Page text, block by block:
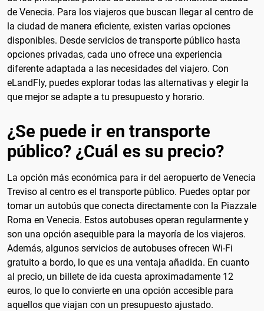
de Venecia. Para los viajeros que buscan llegar al centro de
la ciudad de manera eficiente, existen varias opciones
disponibles. Desde servicios de transporte público hasta
opciones privadas, cada uno ofrece una experiencia
diferente adaptada a las necesidades del viajero. Con
eLandFly, puedes explorar todas las alternativas y elegir la
que mejor se adapte a tu presupuesto y horario.
¿Se puede ir en transporte
público? ¿Cuál es su precio?
La opción más económica para ir del aeropuerto de Venecia
Treviso al centro es el transporte público. Puedes optar por
tomar un autobús que conecta directamente con la Piazzale
Roma en Venecia. Estos autobuses operan regularmente y
son una opción asequible para la mayoría de los viajeros.
Además, algunos servicios de autobuses ofrecen Wi-Fi
gratuito a bordo, lo que es una ventaja añadida. En cuanto
al precio, un billete de ida cuesta aproximadamente 12
euros, lo que lo convierte en una opción accesible para
aquellos que viajan con un presupuesto ajustado.